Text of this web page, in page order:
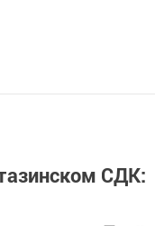
СДК: